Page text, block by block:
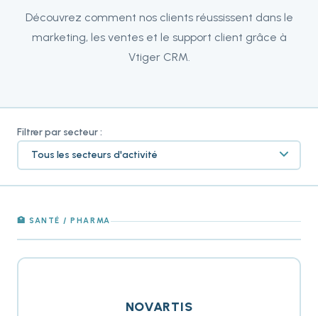
Découvrez comment nos clients réussissent dans le
marketing, les ventes et le support client grâce à
Vtiger CRM.
Filtrer par secteur :
🏥 SANTÉ / PHARMA
NOVARTIS